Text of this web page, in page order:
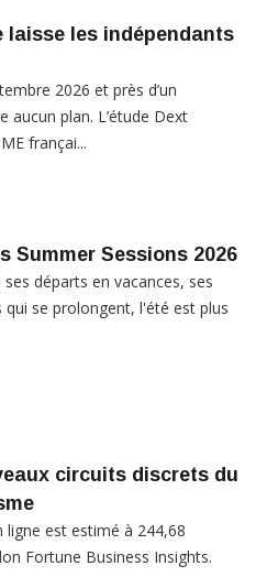
laisse les indépendants
2026 et près d’un
aucun plan. L’étude Dext
françai...
Summer Sessions 2026
départs en vacances, ses
se prolongent, l'été est plus
circuits discrets du
est estimé à 244,68
Fortune Business Insights.